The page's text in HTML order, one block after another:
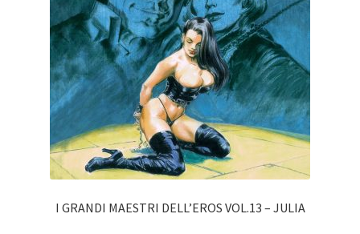
I GRANDI MAESTRI DELL’EROS VOL.13 – JULIA